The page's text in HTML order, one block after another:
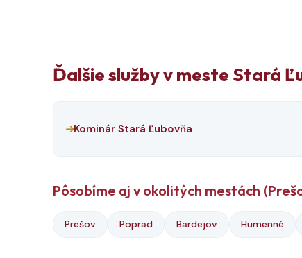
Ďalšie služby v meste Stará
Kominár Stará Ľubovňa
Pôsobíme aj v okolitých mestách
Prešov Poprad Bardejov Humenné